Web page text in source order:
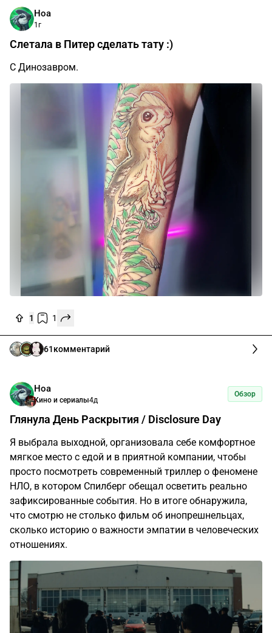
Ноа
1г
Слетала в Питер сделать тату :)
С Динозавром.
1 1
61комментарий
Ноа
Кино и сериалы4д
Обзор
Глянула День Раскрытия / Disclosure Day
Я выбрала выходной, организовала себе комфортное
мягкое место с едой и в приятной компании, чтобы
просто посмотреть современный триллер о феномене
НЛО, в котором Спилберг обещал осветить реально
зафиксированные события. Но в итоге обнаружила,
что смотрю не столько фильм об инопрешнельцах,
сколько историю о важности эмпатии в человеческих
отношениях.